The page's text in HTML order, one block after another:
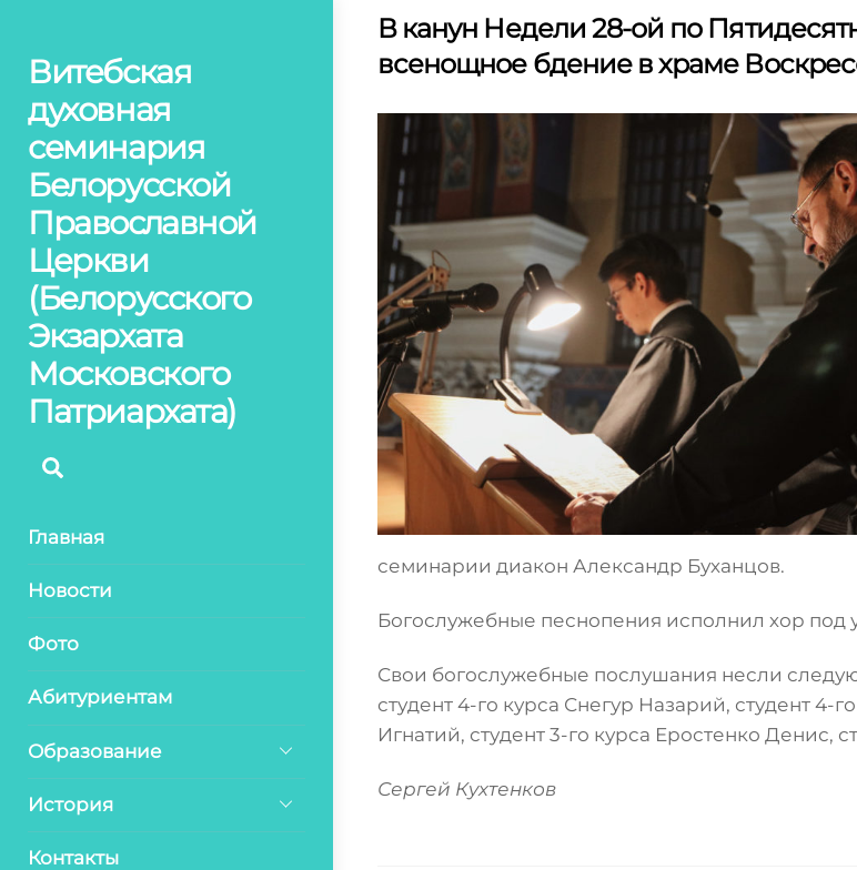
content
Витебская
духовная
семинария
Белорусской
Православной
Церкви
(Белорусского
Экзархата
Московского
Патриархата)
Главная
Новости
Фото
Абитуриентам
Образование
История
Контакты
В канун Недели 28-ой по
всенощное бдение в храме
семинарии диакон Александр Буханцов.
Богослужебные песнопения исполнил хор под
Свои богослужебные послушания несли
студент 4-го курса Снегур Назарий, студент 4-
Игнатий, студент 3-го курса Еростенко Денис,
Сергей Кухтенков